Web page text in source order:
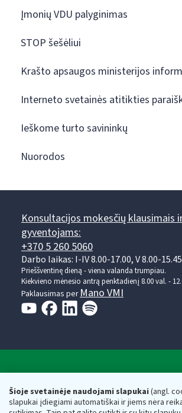
Šioje svetainėje naudojami slapukai(angl.
slapukai įdiegiami automatiškai ir jiems nėra
Įmonių VDU palyginimas
STOP šešėliui
Krašto apsaugos ministerijos
Interneto svetainės atitikties
Ieškome turto savininkų
Nuorodos
Konsultacijos mokesčių klausimais
gyventojams:
+370 5 260 5060
Darbo laikas: I-IV 8.00-17.00, V 8.00-
Prieššventinę dieną - viena valanda trumpiau.
Kiekvieno mėnesio antrą penktadienį 8.00 val. -
Paklausimas per Mano VMI
Respublikos finansų ministerijos